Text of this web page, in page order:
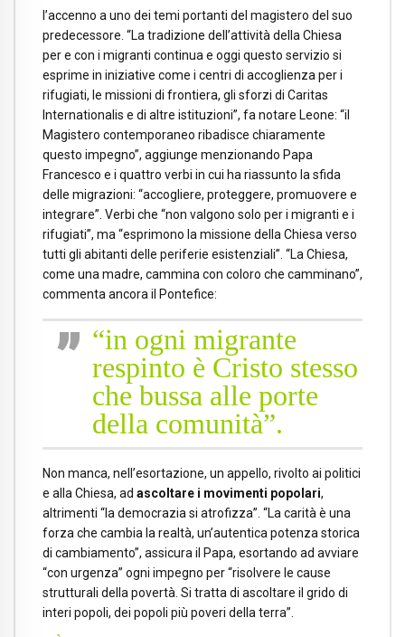
l’accenno a uno dei temi portanti del magistero del suo
predecessore. “La tradizione dell’attività della Chiesa
per e con i migranti continua e oggi questo servizio si
esprime in iniziative come i centri di accoglienza per i
rifugiati, le missioni di frontiera, gli sforzi di Caritas
Internationalis e di altre istituzioni”, fa notare Leone: “il
Magistero contemporaneo ribadisce chiaramente
questo impegno”, aggiunge menzionando Papa
Francesco e i quattro verbi in cui ha riassunto la sfida
delle migrazioni: “accogliere, proteggere, promuovere e
integrare”. Verbi che “non valgono solo per i migranti e i
rifugiati”, ma “esprimono la missione della Chiesa verso
tutti gli abitanti delle periferie esistenziali”. “La Chiesa,
come una madre, cammina con coloro che camminano”,
commenta ancora il Pontefice:
“in ogni migrante
respinto è Cristo stesso
che bussa alle porte
della comunità”.
Non manca, nell’esortazione, un appello, rivolto ai politici
e alla Chiesa, ad ascoltare i movimenti popolari,
altrimenti “la democrazia si atrofizza”. “La carità è una
forza che cambia la realtà, un’autentica potenza storica
di cambiamento”, assicura il Papa, esortando ad avviare
“con urgenza” ogni impegno per “risolvere le cause
strutturali della povertà. Si tratta di ascoltare il grido di
interi popoli, dei popoli più poveri della terra”.